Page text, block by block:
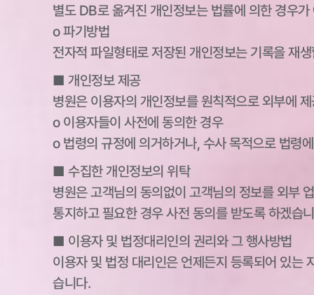
별도 DB로 옮겨진 개인정보는 법률에 의한 경우
ο 파기방법
전자적 파일형태로 저장된 개인정보는 기록을 재
■ 개인정보 제공
병원은 이용자의 개인정보를 원칙적으로 외부에
ο 이용자들이 사전에 동의한 경우
ο 법령의 규정에 의거하거나, 수사 목적으로 법령
■ 수집한 개인정보의 위탁
병원은 고객님의 동의없이 고객님의 정보를 외부
통지하고 필요한 경우 사전 동의를 받도록 하겠습
■ 이용자 및 법정대리인의 권리와 그 행사방법
이용자 및 법정 대리인은 언제든지 등록되어 있는
습니다.